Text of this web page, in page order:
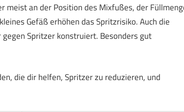
meist an der Position des Mixfußes, der
Gefäß erhöhen das Spritzrisiko. Auch die
Spritzer konstruiert. Besonders gut
die dir helfen, Spritzer zu reduzieren, und